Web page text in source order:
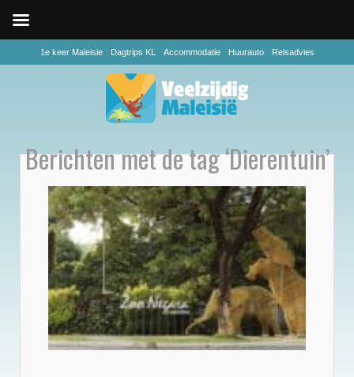
1e keer Maleisie Dagtrips KL Accommodatie Huurauto Reisadvies
Berichten met de tag ‘Dierentuin’